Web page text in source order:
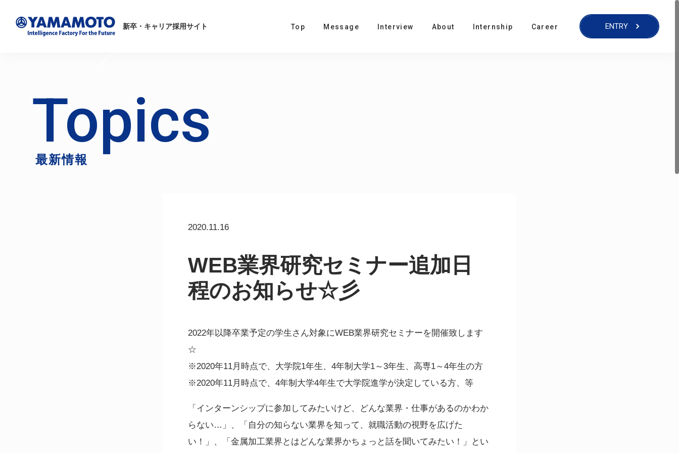
新卒・キャリア採用サイト Top Message Interview About Internship Career ENTRY
Topics
最新情報
2020.11.16
WEB業界研究セミナー追加日
程のお知らせ☆彡
2022年以降卒業予定の学生さん対象にWEB業界研究セミナーを開催致します
☆
※2020年11月時点で、大学院1年生、4年制大学1～3年生、高専1～4年生の方
※2020年11月時点で、4年制大学4年生で大学院進学が決定している方、等
「インターンシップに参加してみたいけど、どんな業界・仕事があるのかわか
らない…」、「自分の知らない業界を知って、就職活動の視野を広げた
い！」、「金属加工業界とはどんな業界かちょっと話を聞いてみたい！」とい